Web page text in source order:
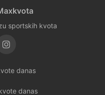
sportskih kvota
danas
danas